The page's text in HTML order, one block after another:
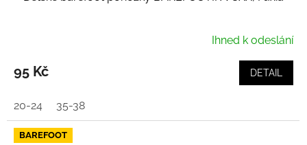
Ihned k odeslání
95 Kč DETAIL
20-24 35-38
BAREFOOT